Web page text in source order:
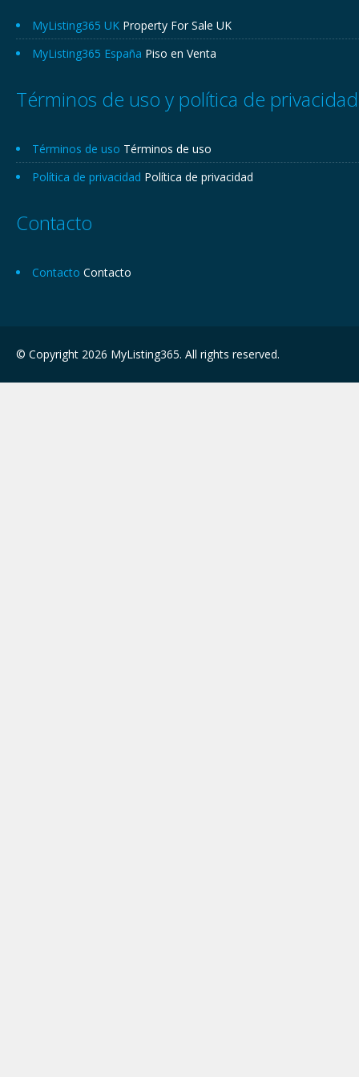
MyListing365 UK Property For Sale UK
MyListing365 España Piso en Venta
Términos de uso y política de privacidad
Términos de uso Términos de uso
Política de privacidad Política de privacidad
Contacto
Contacto Contacto
© Copyright 2026 MyListing365. All rights reserved.